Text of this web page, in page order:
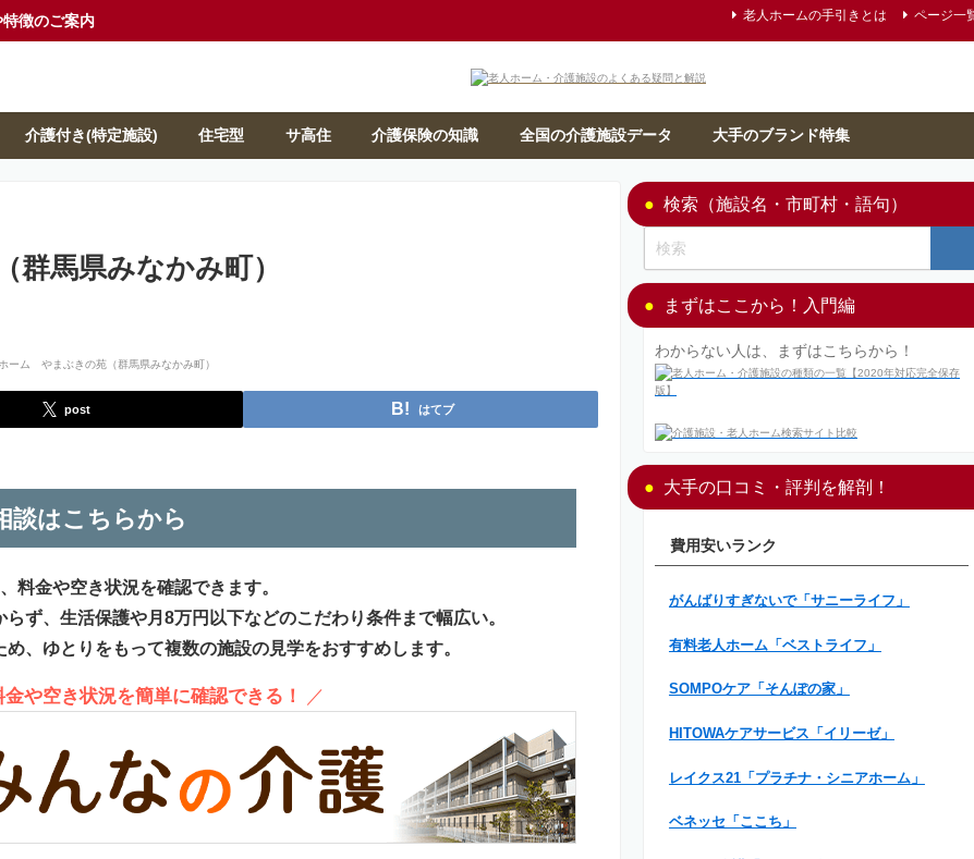
徴のご案内 老人ホームの手引きとは ページ一
介護付き(特定施設) 住宅型 サ高住 介護保険の知識 全国の介護施設データ 大手のブランド特集
馬県みなかみ町）
post はてブ
談はこちらから
料金や空き状況を確認できます。
ず、生活保護や月8万円以下などのこだわり条件まで幅広い。
、ゆとりをもって複数の施設の見学をおすすめします。
や空き状況を簡単に確認できる！ ／
検索（施設名・市町村・語句）
まずはここから！入門編
わからない人は、まずはこちらから！
大手の口コミ・評判を解剖！
費用安いランク
がんばりすぎないで「サニーライフ」
有料老人ホーム「ベストライフ」
SOMPOケア「そんぽの家」
HITOWAケアサービス「イリーゼ」
レイクス21「プラチナ・シニアホーム」
ベネッセ「ここち」